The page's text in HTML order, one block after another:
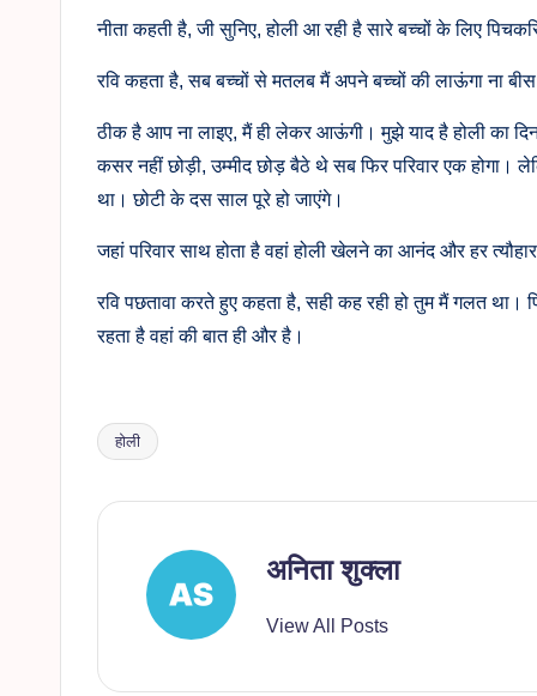
नीता कहती है, जी सुनिए, होली आ रही है सारे बच्चों के लिए
रवि कहता है, सब बच्चों से मतलब मैं अपने बच्चों की लाऊंगा ना
ठीक है आप ना लाइए, मैं ही लेकर आऊंगी। मुझे याद है होली का
कसर नहीं छोड़ी, उम्मीद छोड़ बैठे थे सब फिर परिवार एक होगा।
था। छोटी के दस साल पूरे हो जाएंगे।
जहां परिवार साथ होता है वहां होली खेलने का आनंद और हर
रवि पछतावा करते हुए कहता है, सही कह रही हो तुम मैं गलत था।
रहता है वहां की बात ही और है।
Tags:
होली
अनिता शुक्ला
View All Posts